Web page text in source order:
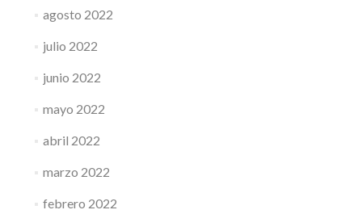
agosto 2022
julio 2022
junio 2022
mayo 2022
abril 2022
marzo 2022
febrero 2022